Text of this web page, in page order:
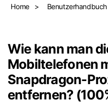
Suchen
Home > Benutzerhandbuch
Wie kann man
Mobiltelefonen
Snapdragon-
entfernen?